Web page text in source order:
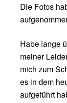
Die Fotos
Habe lange
meiner
mich zum
es in dem
aufgeführt